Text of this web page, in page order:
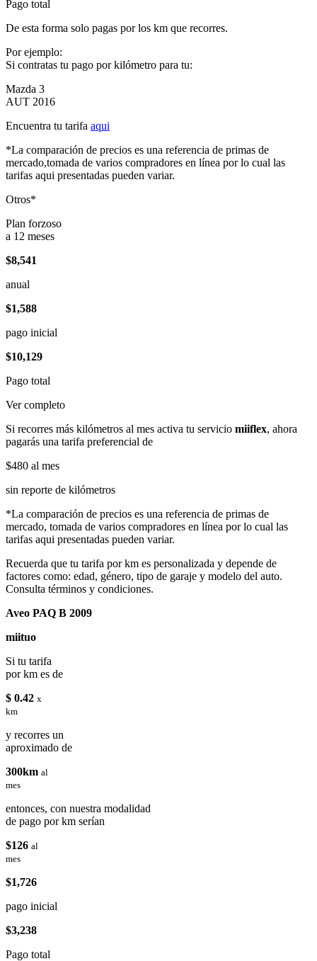
Pago total
De esta forma solo pagas por los km que recorres.
Por ejemplo:
Si contratas tu pago por kilómetro para tu:
Mazda 3
AUT 2016
Encuentra tu tarifa aqui
*La comparación de precios es una referencia de primas de
mercado,tomada de varios compradores en línea por lo cual las
tarifas aqui presentadas pueden variar.
Otros*
Plan forzoso
a 12 meses
$8,541
anual
$1,588
pago inicial
$10,129
Pago total
Ver completo
Si recorres más kilómetros al mes activa tu servicio miiflex, ahora
pagarás una tarifa preferencial de
$480 al mes
sin reporte de kilómetros
*La comparación de precios es una referencia de primas de
mercado, tomada de varios compradores en línea por lo cual las
tarifas aqui presentadas pueden variar.
Recuerda que tu tarifa por km es personalizada y depende de
factores como: edad, género, tipo de garaje y modelo del auto.
Consulta términos y condiciones.
Aveo PAQ B 2009
miituo
Si tu tarifa
por km es de
$ 0.42 x
km
y recorres un
aproximado de
300km al
mes
entonces, con nuestra modalidad
de pago por km serían
$126 al
mes
$1,726
pago inicial
$3,238
Pago total